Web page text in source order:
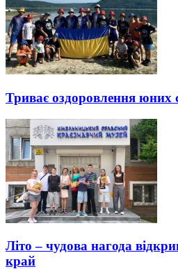
Триває оздоровлення юних
Літо – чудова нагода
край